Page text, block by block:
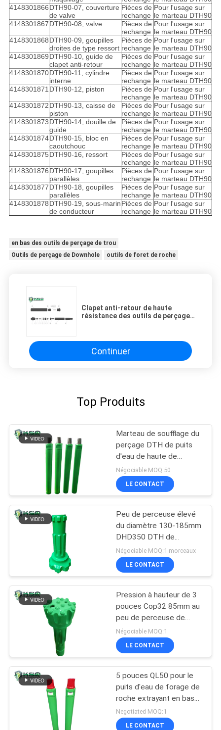
4148301866DTH90-07, couverture
de valve
Pièces de
rechange
Pour l'usage sur
le marteau DTH90
4148301867DTH90-08, valve
Pièces de
rechange
Pour l'usage sur
le marteau DTH90
4148301868DTH90-09, goupilles
droites de type ressort
Pièces de
rechange
Pour l'usage sur
le marteau DTH90
4148301869DTH90-10, guide de
clapet anti-retour
Pièces de
rechange
Pour l'usage sur
le marteau DTH90
4148301870DTH90-11, cylindre
interne
Pièces de
rechange
Pour l'usage sur
le marteau DTH90
4148301871DTH90-12, piston
Pièces de
rechange
Pour l'usage sur
le marteau DTH90
4148301872DTH90-13, caisse de
piston
Pièces de
rechange
Pour l'usage sur
le marteau DTH90
4148301873DTH90-14, douille de
guide
Pièces de
rechange
Pour l'usage sur
le marteau DTH90
4148301874DTH90-15, bloc en
caoutchouc
Pièces de
rechange
Pour l'usage sur
le marteau DTH90
4148301875DTH90-16, ressort
Pièces de
rechange
Pour l'usage sur
le marteau DTH90
4148301876DTH90-17, goupilles
parallèles
Pièces de
rechange
Pour l'usage sur
le marteau DTH90
4148301877DTH90-18, goupilles
parallèles
Pièces de
rechange
Pour l'usage sur
le marteau DTH90
4148301878DTH90-19, sous-marin
de conducteur
Pièces de
rechange
Pour l'usage sur
le marteau DTH90
en bas des outils de perçage de trou
Outils de perçage de Downhole
outils de foret de roche
Clapet anti-retour de haute
résistance des outils de perçage
Continuer
Top Produits
Marteau de soufflage du
perçage DTH de puits
d'eau de haute de
marteau de DTH roche
de pression
atmosphérique
Négociable MOQ:50
LE CONTACT
Peu de perceuse élevé
du diamètre 130-185mm
DHD350 DTH de
pression atmosphérique
pour le forage de roche
Négociable MOQ:1 morceaux
LE CONTACT
Pression à hauteur de 3
pouces Cop32 85mm au
peu de perceuse de
105mm Dth
Négociable MOQ:1
LE CONTACT
5 pouces QL50 pour le
puits d'eau de forage de
roche extrayant en bas
du marteau du trou DTH
Negotiated MOQ:1
LE CONTACT